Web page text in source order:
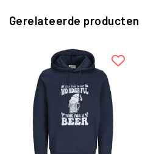
Gerelateerde producten